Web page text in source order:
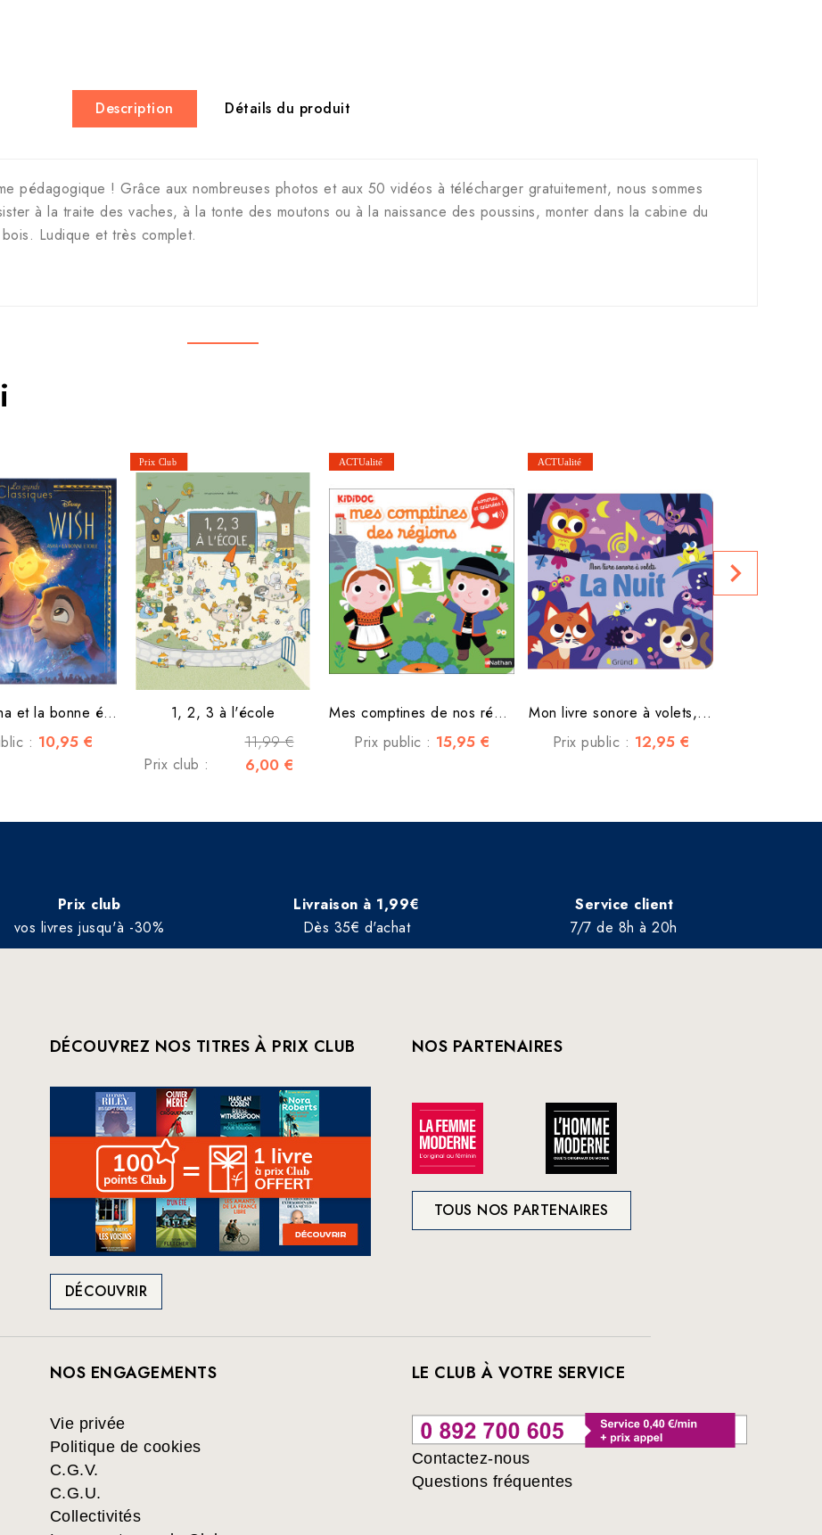
Description Détails du produit
pédagogique ! Grâce aux nombreuses photos et aux 50 vidéos à télécharger gratuitement, nous sommes
à la traite des vaches, à la tonte des moutons ou à la naissance des poussins, monter dans la cabine du
Ludique et très complet.
WISH, Asha et la bonne étoile
: 10,95 €
1, 2, 3 à l'école
11,99 €
Prix club : 6,00 €
Mes comptines de nos régions
Prix public : 15,95 €
Mon livre sonore à volets,...
Prix public : 12,95 €
Prix club :
navigate_next
Prix club
vos livres jusqu'à -30%
Livraison à 1,99€
Dès 35€ d'achat
Service client
7/7 de 8h à 20h
DÉCOUVREZ NOS TITRES À PRIX CLUB
DÉCOUVRIR
NOS PARTENAIRES
TOUS NOS PARTENAIRES
NOS ENGAGEMENTS
Vie privée
Politique de cookies
C.G.V.
C.G.U.
Collectivités
LE CLUB À VOTRE SERVICE
Contactez-nous
Questions fréquentes